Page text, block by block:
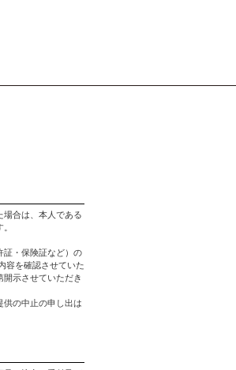
場合は、本人である
証・保険証など）の
容を確認させていた
示させていただき
供の中止の申し出は